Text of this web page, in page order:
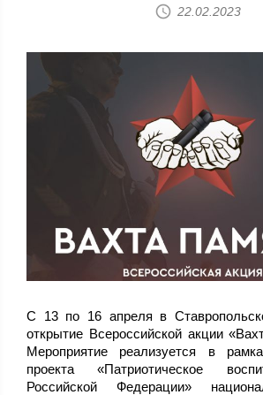
22.02.2023
С 13 по 16 апреля в
открытие Всероссийской акции
Мероприятие реализуется в
проекта «Патриотическое
Российской Федерации»